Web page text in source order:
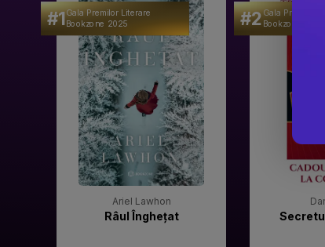
#1Gala Premilor Literare
Bookzone 2025
Ariel Lawhon
Râul Înghețat
#2Gala Premilor
Bookzone 2025